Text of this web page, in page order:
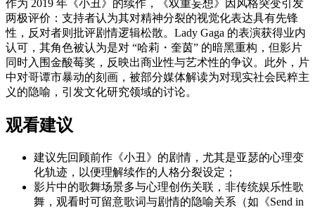
作为 2019 年《小丑》的续作，《双重妄想》因风格突变引发
两极评价：支持者认为其对精神分裂的视觉化表达具有先锋
性，反对者则批评剧情逻辑松散。Lady Gaga 的表演获得业内
认可，其角色被认为是对 “哈莉・奎茵” 的暗黑重构，但影片
同时入围金酸莓奖，反映出商业性与艺术性的争议。此外，片
中对哥谭市暴动的刻画，被部分媒体解读为对现实社会民粹主
义的隐喻，引发文化研究领域的讨论。
观看建议
建议先回顾前作《小丑》的剧情，尤其是亚瑟的心理变
化轨迹，以便理解续作的人格分裂设定；
影片中的歌舞场景多与心理创伤关联，非传统娱乐性歌
舞，观看时可留意歌词与剧情的隐喻关系（如《Send in